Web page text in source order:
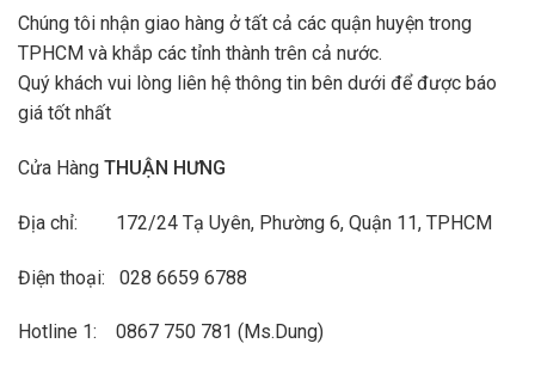
Chúng tôi nhận giao hàng ở tất cả các quận huyện trong
TPHCM và khắp các tỉnh thành trên cả nước.
Quý khách vui lòng liên hệ thông tin bên dưới để được báo
giá tốt nhất
Cửa Hàng THUẬN HƯNG
Địa chỉ: 172/24 Tạ Uyên, Phường 6, Quận 11, TPHCM
Điện thoại: 028 6659 6788
Hotline 1: 0867 750 781 (Ms.Dung)